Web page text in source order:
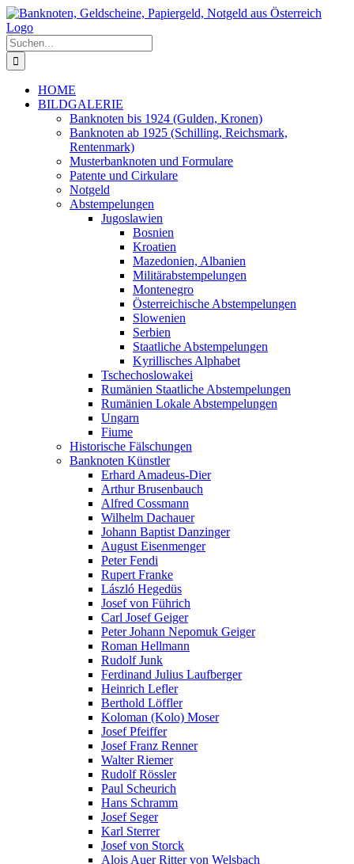
Zum
Inhalt
springen
Suche
nach:
HOME
BILDGALERIE
Banknoten bis 1924 (Gulden, Kronen)
Banknoten ab 1925 (Schilling, Reichsmark,
Rentenmark)
Musterbanknoten und Formulare
Patente und Cirkulare
Notgeld
Abstempelungen
Jugoslawien
Bosnien
Kroatien
Mazedonien, Albanien
Militärabstempelungen
Montenegro
Österreichische Abstempelungen
Slowenien
Serbien
Staatliche Abstempelungen
Kyrillisches Alphabet
Tschechoslowakei
Rumänien Staatliche Abstempelungen
Rumänien Lokale Abstempelungen
Ungarn
Fiume
Historische Fälschungen
Banknoten Künstler
Erhard Amadeus-Dier
Arthur Brusenbauch
Alfred Cossmann
Wilhelm Dachauer
Johann Baptist Danzinger
August Eisenmenger
Peter Fendi
Rupert Franke
László Hegedüs
Josef von Führich
Carl Josef Geiger
Peter Johann Nepomuk Geiger
Roman Hellmann
Rudolf Junk
Ferdinand Julius Laufberger
Heinrich Lefler
Berthold Löffler
Koloman (Kolo) Moser
Josef Pfeiffer
Josef Franz Renner
Walter Riemer
Rudolf Rössler
Paul Scheurich
Hans Schramm
Josef Seger
Karl Sterrer
Josef von Storck
Alois Auer Ritter von Welsbach